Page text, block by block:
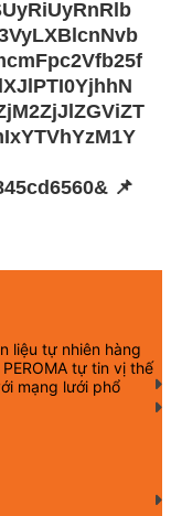
📌
liệu tự nhiên hàng
tự tin vị thế
mạng lưới phổ